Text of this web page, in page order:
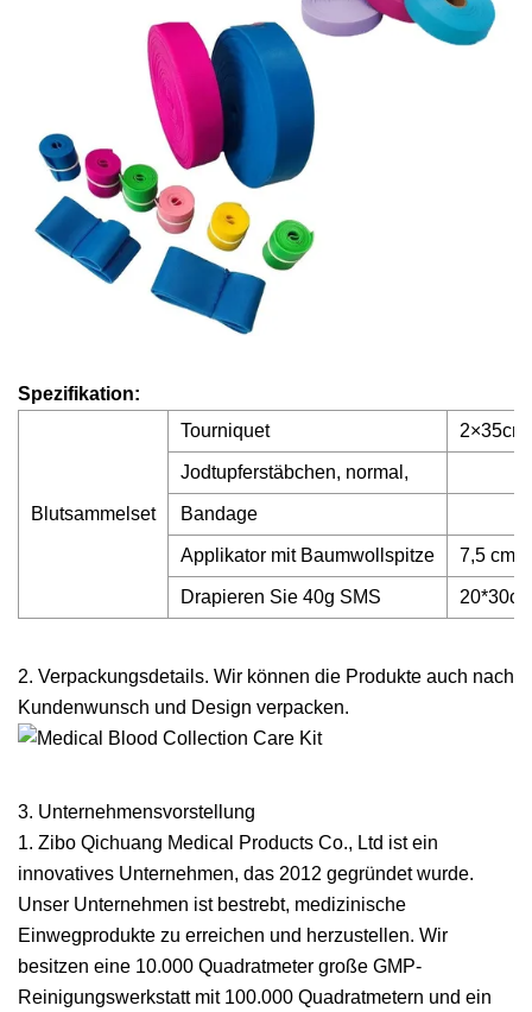
Spezifikation:
Blutsammelset
Tourniquet 2×35cm
Jodtupferstäbchen, normal,
Bandage
Applikator mit Baumwollspitze 7,5 cm
Drapieren Sie 40g SMS
2. Verpackungsdetails. Wir können die Produkte auch nach
Kundenwunsch und Design verpacken.
3. Unternehmensvorstellung
1. Zibo Qichuang Medical Products Co., Ltd ist ein
innovatives Unternehmen, das 2012 gegründet wurde.
Unser Unternehmen ist bestrebt, medizinische
Einwegprodukte zu erreichen und herzustellen. Wir
besitzen eine 10.000 Quadratmeter große GMP-
Reinigungswerkstatt mit 100.000 Quadratmetern und ein